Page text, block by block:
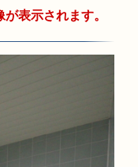
表示されます。